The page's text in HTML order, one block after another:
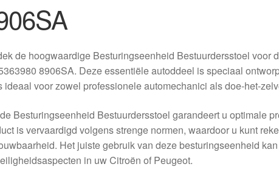
de hoogwaardige Besturingseenheid Bestuurdersstoel voor
8906SA. Deze essentiële autoddeel is speciaal
ideaal voor zowel professionele automechanici als doe-het-
Besturingseenheid Bestuurdersstoel garandeert u optimale
is vervaardigd volgens strenge normen, waardoor u kunt
Het juiste gebruik van deze besturingseenheid
in uw Citroën of Peugeot.